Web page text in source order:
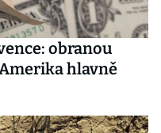
obranou
hlavně